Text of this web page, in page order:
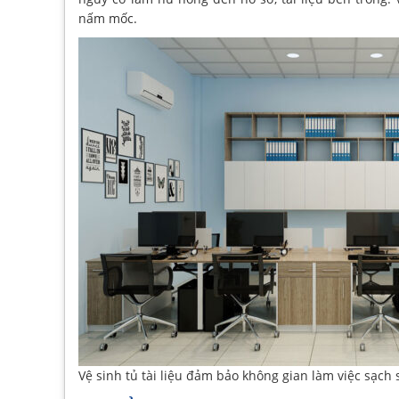
nấm mốc.
Vệ sinh tủ tài liệu đảm bảo không gian làm việc sạch